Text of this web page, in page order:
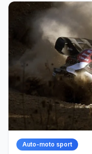
Auto-moto sport